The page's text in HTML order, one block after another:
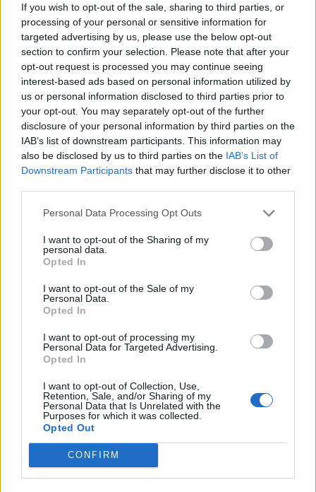
If you wish to opt-out of the sale, sharing to third parties, or
processing of your personal or sensitive information for
targeted advertising by us, please use the below opt-out
section to confirm your selection. Please note that after your
opt-out request is processed you may continue seeing
interest-based ads based on personal information utilized by
us or personal information disclosed to third parties prior to
your opt-out. You may separately opt-out of the further
disclosure of your personal information by third parties on the
IAB’s list of downstream participants. This information may
also be disclosed by us to third parties on the IAB’s List of
Downstream Participants that may further disclose it to other
Personal Data Processing Opt Outs
I want to opt-out of the Sharing of my
personal data.
Opted In
I want to opt-out of the Sale of my
Personal Data.
Opted In
I want to opt-out of processing my
Personal Data for Targeted Advertising.
Opted In
I want to opt-out of Collection, Use,
Retention, Sale, and/or Sharing of my
Personal Data that Is Unrelated with the
Purposes for which it was collected.
Opted Out
CONFIRM
προκειμένου να λειτουργήσει η διαδικασία
προσφοράς (στο limit down) και ζήτησης
χρειάστηκε να περάσουν αρκετά λεπτά.
Με βάση τις πρώτες εντολές ο ΓΔ “βυθίστηκε”
άμεσα προς τις 520 μονάδες (4,98%), ο FTSE25
στις 1.293 (5,25%) και ο ΔΤΡ στις 352 με νέες
βαρειές απώλειες 10,52%.
Με την εκτέλεση των δεύτερων εντολών οι
τις 512 μονάδες ενώ στη συνέχεια η πτώση
επιδεινώθηκε με τον ΓΔ να υποχωρεί αυτή την
ώρα στις 496 μονάδες με πτώση 10,5%.
Facebook Share on X Bluesky
Σχετικά Άρθρα